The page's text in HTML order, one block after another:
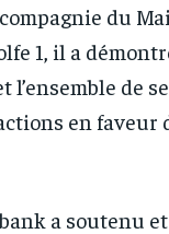
du
1, il a
l’ensemble de
en faveur
a soutenu